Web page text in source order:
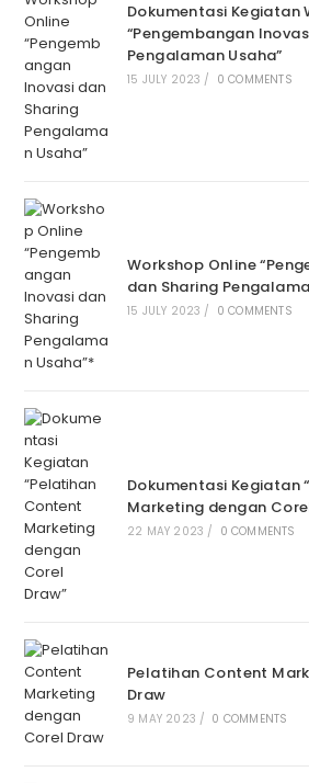
Dokumentasi Kegiatan
“Pengembangan
Pengalaman Usaha”
15 JULY 2023 / 0 COMMENTS
Workshop Online
dan Sharing
15 JULY 2023 / 0 COMMENTS
Dokumentasi Kegiatan
Marketing dengan
22 MAY 2023 / 0 COMMENTS
Pelatihan Content
Draw
9 MAY 2023 / 0 COMMENTS